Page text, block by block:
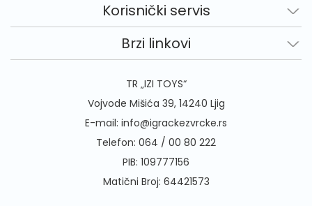
Korisnički servis
Brzi linkovi
TR „IZI TOYS“
Vojvode Mišića 39, 14240 Ljig
E-mail: info@igrackezvrcke.rs
Telefon: 064 / 00 80 222
PIB: 109777156
Matični Broj: 64421573